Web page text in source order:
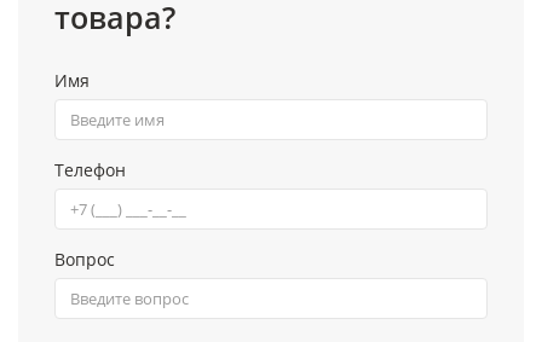
товара?
Имя
Телефон
Вопрос